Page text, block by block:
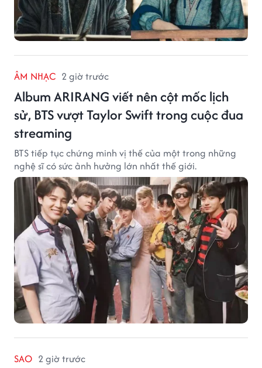
ÂM NHẠC 2 giờ trước
Album ARIRANG viết nên cột mốc lịch
sử, BTS vượt Taylor Swift trong cuộc đua
streaming
BTS tiếp tục chứng minh vị thế của một trong những
nghệ sĩ có sức ảnh hưởng lớn nhất thế giới.
SAO 2 giờ trước